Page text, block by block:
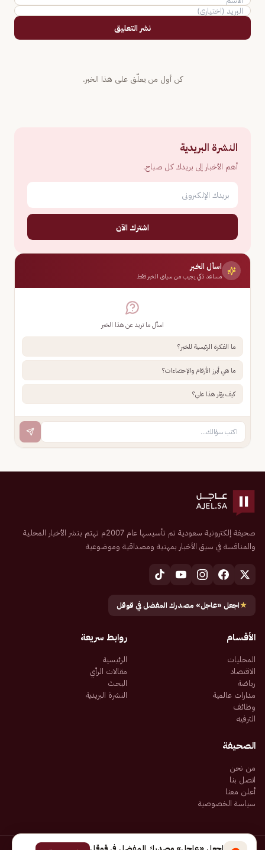
نشر التعليق
كن أول من يعلّق على هذا الخبر.
النشرة البريدية
أهم الأخبار إلى بريدك كل صباح.
اشترك الآن
اسأل الخبر
مساعد ذكي يجيب من سياق الخبر فقط
اسأل ما تريد عن هذا الخبر
ما الفكرة الرئيسية للخبر؟
ما هي أبرز الأرقام والإحصاءات؟
كيف يؤثر هذا علي؟
صحيفة إلكترونية سعودية تم تأسيسها عام 2007م تهتم بنشر الأخبار المحلية
والمنافسة في سبق الأخبار بمهنية ومصداقية وموضوعية
★اجعل «عاجل» مصدرك المفضل في قوقل
الأقسام
المحليات
الاقتصاد
رياضة
مدارات عالمية
وظائف
الترفيه
روابط سريعة
الرئيسية
مقالات الرأي
البحث
النشرة البريدية
الصحيفة
من نحن
اتصل بنا
أعلن معنا
سياسة الخصوصية
اجعل «عاجل» مصدرك المفضل في قوقل